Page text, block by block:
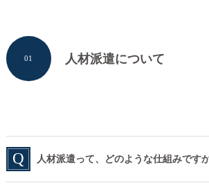
人材派遣について
01
人材派遣って、どのような仕組みです